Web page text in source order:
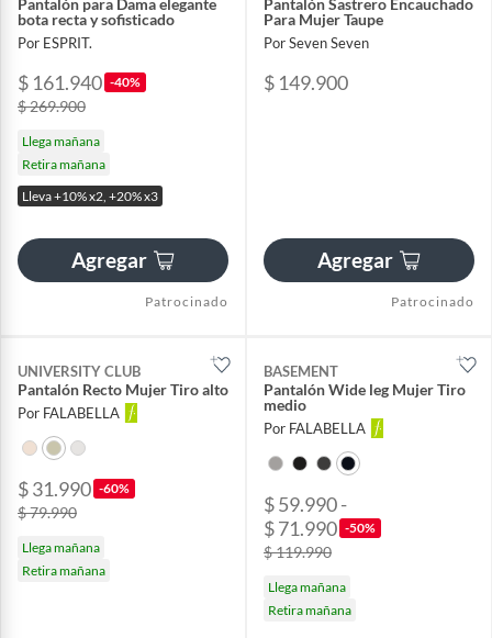
bota recta y sofisticado
Por ESPRIT.
$ 161.940 -40%
$ 269.900
Llega mañana
Retira mañana
Lleva +10% x2, +20% x3
Agregar
Patrocinado
Para Mujer Taupe
Por Seven Seven
$ 149.900
Agregar
Patrocinado
UNIVERSITY CLUB
Pantalón Recto Mujer Tiro alto
Por FALABELLA
$ 31.990 -60%
$ 79.990
Llega mañana
Retira mañana
BASEMENT
Pantalón Wide leg Mujer Tiro
medio
Por FALABELLA
$ 59.990 -
$ 71.990 -50%
$ 119.990
Llega mañana
Retira mañana